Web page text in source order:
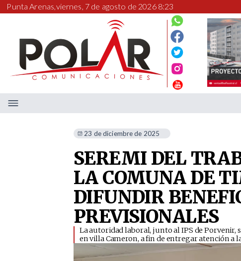
Punta Arenas,viernes, 7 de agosto de 2026 8:23
23 de diciembre de 2025
SEREMI DEL
LA COMUNA DE
DIFUNDIR
PREVISIONALES
La autoridad laboral, junto al IPS de Porvenir,
en villa Cameron, a fin de entregar atención a